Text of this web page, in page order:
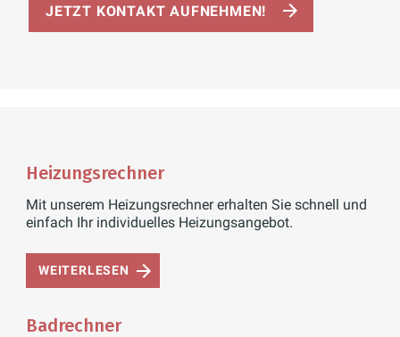
JETZT KONTAKT AUFNEHMEN!
Heizungsrechner
Mit unserem Heizungsrechner erhalten Sie schnell und
einfach Ihr individuelles Heizungsangebot.
WEITERLESEN
Badrechner